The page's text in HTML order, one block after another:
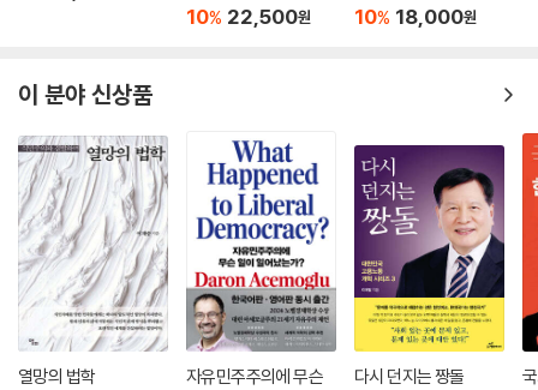
10% 22,500원 10% 18,000원
이 분야 신상품
열망의 법학
자유민주주의에 무슨
다시 던지는 짱돌